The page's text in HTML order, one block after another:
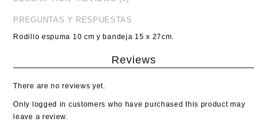
PREGUNTAS Y RESPUESTAS
Rodillo espuma 10 cm y bandeja 15 x 27cm.
Reviews
There are no reviews yet.
Only logged in customers who have purchased this product may
leave a review.